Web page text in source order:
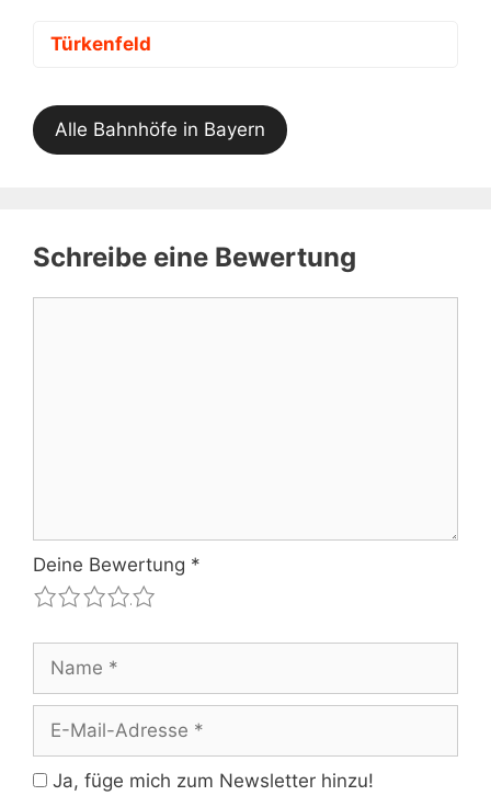
Türkenfeld
Alle Bahnhöfe in Bayern
Schreibe eine Bewertung
Deine Bewertung *
4
3
2
1
Name
Adresse
Ja, füge mich zum Newsletter hinzu!